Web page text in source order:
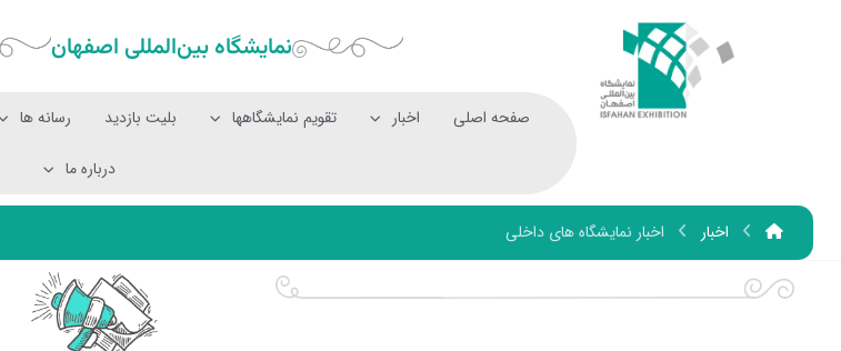
نمایشگاه بین‌المللی‌ اصفهان
صفحه اصلی اخبار تقویم نمایشگاهها بلیت بازدید رسانه ها
درباره ما
اخبار اخبار نمایشگاه های داخلی